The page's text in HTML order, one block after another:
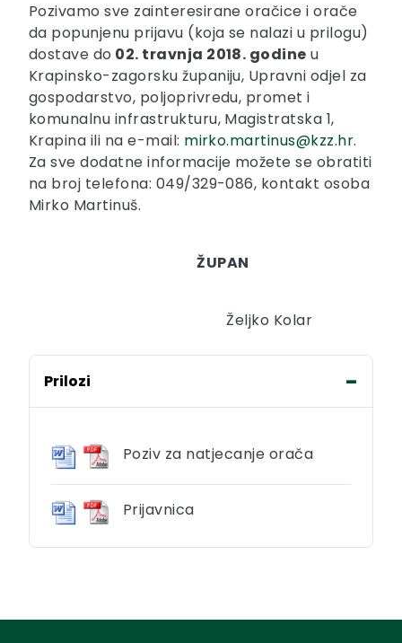
Pozivamo sve zainteresirane oračice i orače
da popunjenu prijavu (koja se nalazi u prilogu)
dostave do 02. travnja 2018. godine u
Krapinsko-zagorsku županiju, Upravni odjel za
gospodarstvo, poljoprivredu, promet i
komunalnu infrastrukturu, Magistratska 1,
Krapina ili na e-mail: mirko.martinus@kzz.hr.
Za sve dodatne informacije možete se obratiti
na broj telefona: 049/329-086, kontakt osoba
Mirko Martinuš.
ŽUPAN
Željko Kolar
Prilozi
Poziv za natjecanje orača
Prijavnica